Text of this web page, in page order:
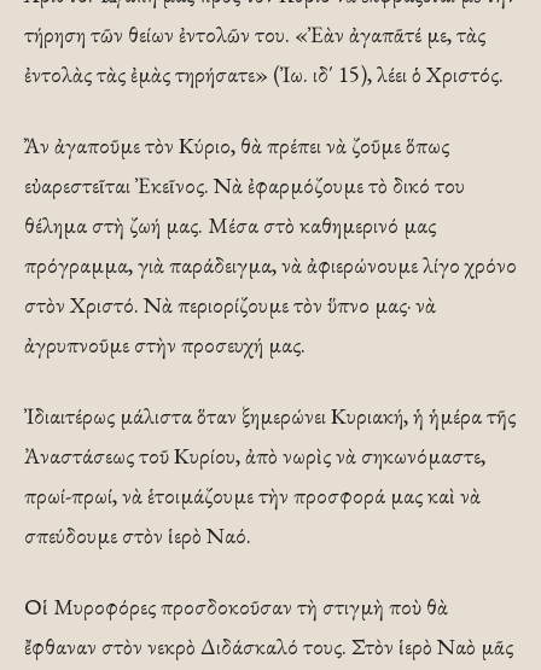
τήρηση τῶν θείων ἐντολῶν του. «Ἐὰν ἀγαπᾶτέ με, τὰς
ἐντολὰς τὰς ἐμὰς τηρήσατε» (Ἰω. ιδ΄ 15), λέει ὁ Χριστός.
Ἂν ἀγαποῦμε τὸν Κύριο, θὰ πρέπει νὰ ζοῦμε ὅπως
εὐαρεστεῖται Ἐκεῖνος. Νὰ ἐφαρμόζουμε τὸ δικό του
θέλημα στὴ ζωή μας. Μέσα στὸ καθημερινό μας
πρόγραμμα, γιὰ παράδει­γμα, νὰ ἀφιερώνουμε λίγο χρόνο
στὸν Χριστό. Νὰ περιορίζουμε τὸν ὕπνο μας· νὰ
ἀγρυπνοῦμε στὴν προσευχή μας.
Ἰδιαιτέρως μάλιστα ὅταν ξημερώνει Κυ­ριακή, ἡ ἡμέρα τῆς
Ἀναστάσεως τοῦ Κυρίου, ἀπὸ νω­ρὶς νὰ σηκωνόμαστε,
πρωί-πρωί, νὰ ἑ­τοιμάζουμε τὴν προσφορά μας καὶ νὰ
σπεύδουμε στὸν ἱερὸ Ναό.
Οἱ Μυ­ρο­φόρες προσδοκοῦσαν τὴ στιγμὴ ποὺ θὰ
ἔφθαναν στὸν νεκρὸ Διδάσκαλό τους. Στὸν ἱερὸ Ναὸ μᾶς